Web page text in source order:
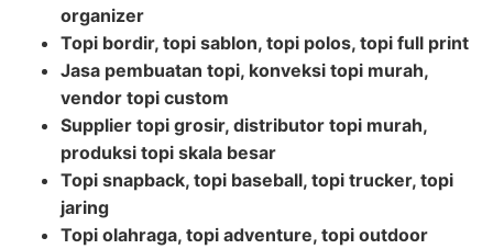
organizer
Topi bordir, topi sablon, topi polos, topi full print
Jasa pembuatan topi, konveksi topi murah,
vendor topi custom
Supplier topi grosir, distributor topi murah,
produksi topi skala besar
Topi snapback, topi baseball, topi trucker, topi
jaring
Topi olahraga, topi adventure, topi outdoor